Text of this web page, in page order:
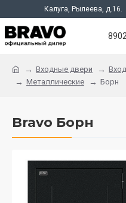
Калуга, Рылеева, д.16.
Входные двери
Металлические
Борн
Bravo Борн